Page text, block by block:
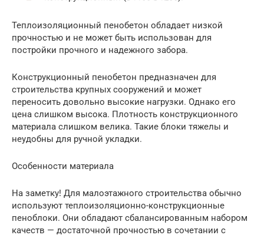
Теплоизоляционный пенобетон обладает низкой
прочностью и не может быть использован для
постройки прочного и надежного забора.
Конструкционный пенобетон предназначен для
строительства крупных сооружений и может
переносить довольно высокие нагрузки. Однако его
цена слишком высока. Плотность конструкционного
материала слишком велика. Такие блоки тяжелы и
неудобны для ручной укладки.
Особенности материала
На заметку! Для малоэтажного строительства обычно
используют теплоизоляционно-конструкционные
пеноблоки. Они обладают сбалансированным набором
качеств — достаточной прочностью в сочетании с